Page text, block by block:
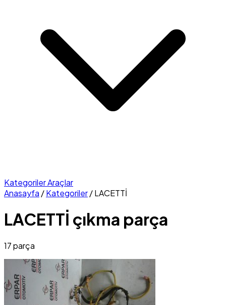
KategorilerAraçlar
Anasayfa /Kategoriler/LACETTİ
LACETTİ çıkma parça
17 parça